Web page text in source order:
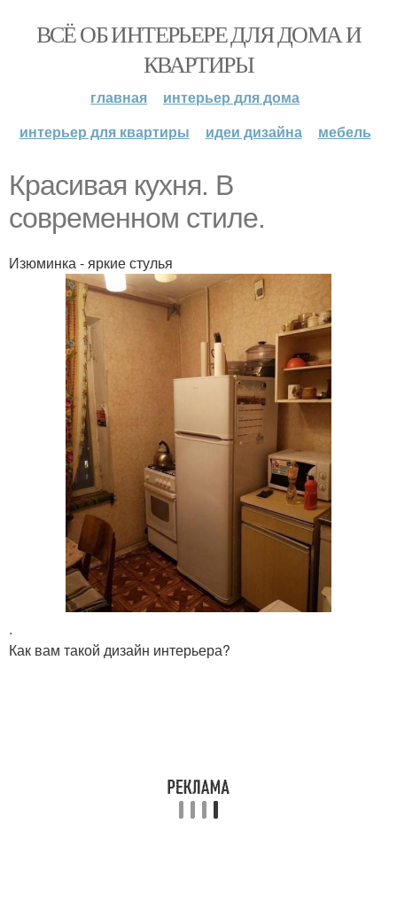
ВСЁ ОБ ИНТЕРЬЕРЕ ДЛЯ ДОМА И
КВАРТИРЫ
главная
интерьер для дома
интерьер для квартиры
идеи дизайна мебель
Красивая кухня. В
современном стиле.
Изюминка - яркие стулья
.
Как вам такой дизайн интерьера?